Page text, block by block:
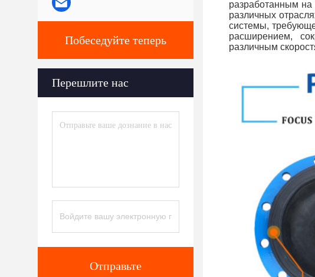
Побеседуйте теперь
Перешлите нас
Отправьте
разработанным
различных
системы,
расширением,
различным